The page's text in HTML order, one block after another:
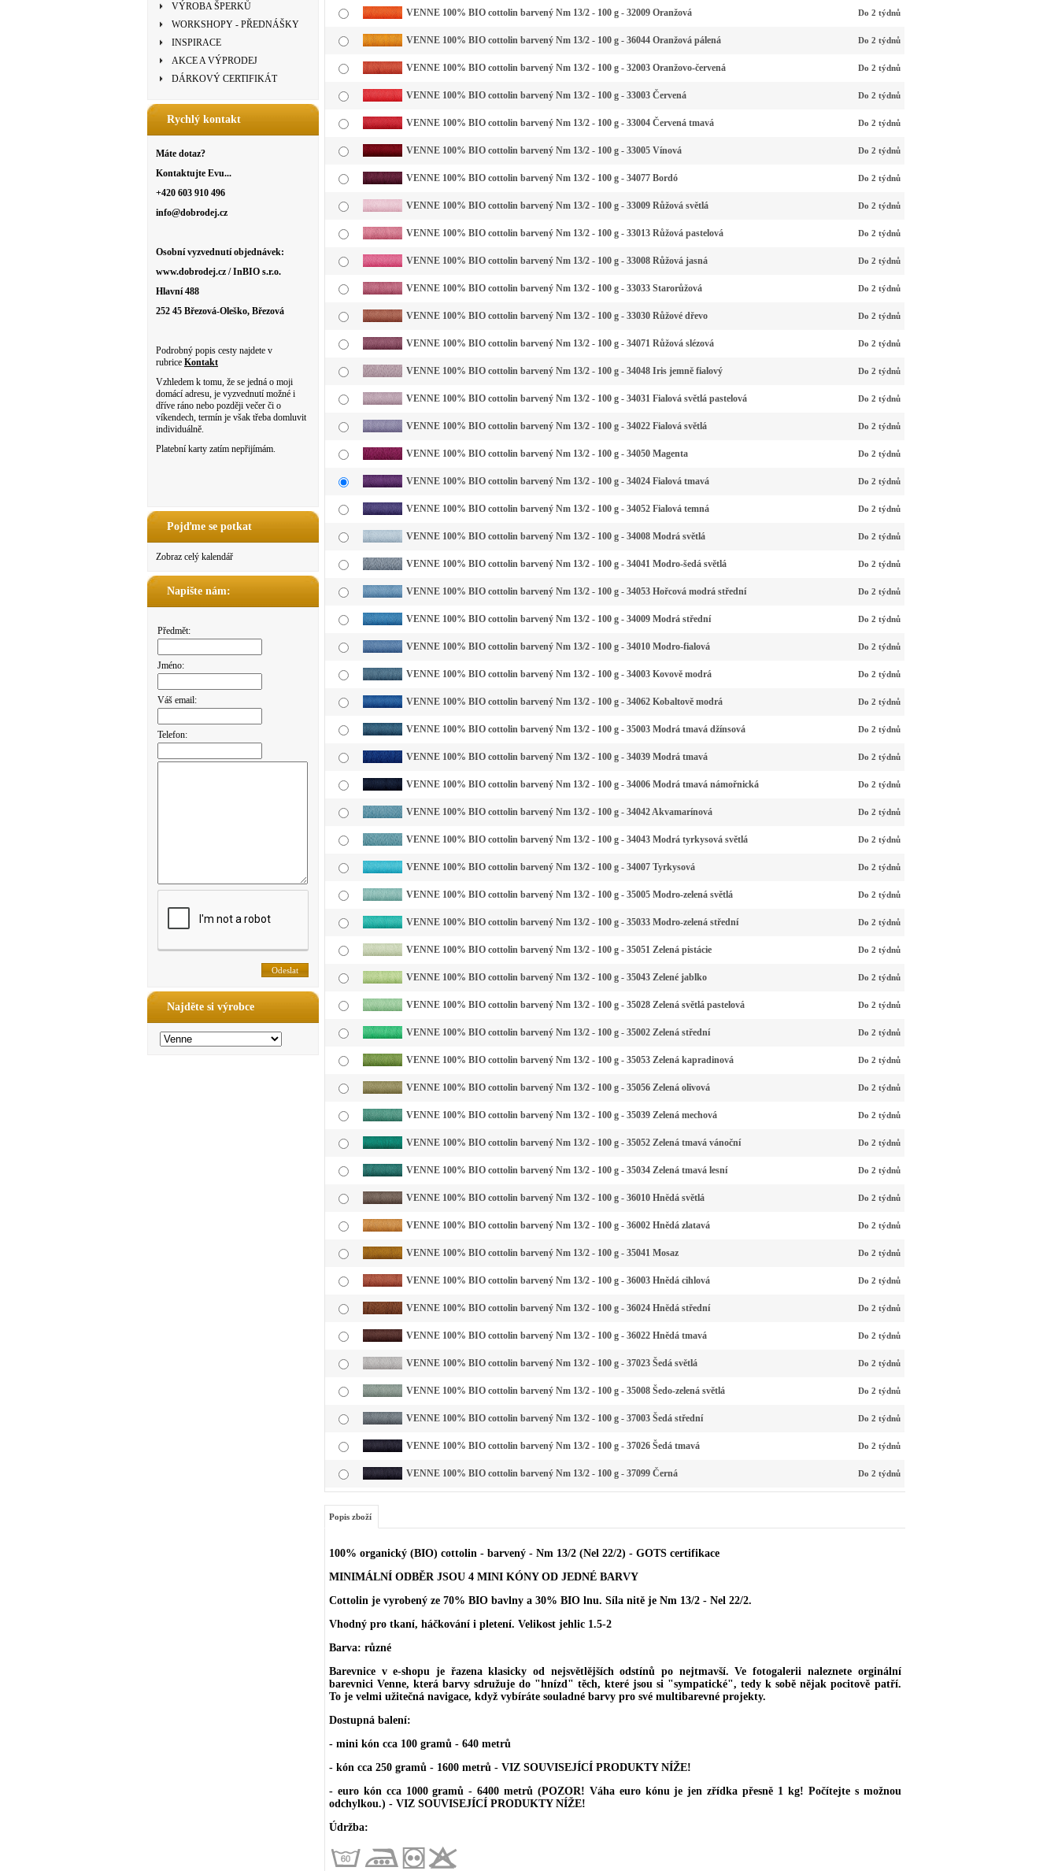
VÝROBA ŠPERKŮ
WORKSHOPY - PŘEDNÁŠKY
INSPIRACE
AKCE A VÝPRODEJ
DÁRKOVÝ CERTIFIKÁT
Rychlý kontakt
Máte dotaz?
Kontaktujte Evu...
+420 603 910 496
info@dobrodej.cz
Osobní vyzvednutí objednávek:
www.dobrodej.cz / InBIO s.r.o.
Hlavní 488
252 45 Březová-Oleško, Březová
Podrobný popis cesty najdete v
rubrice Kontakt
Vzhledem k tomu, že se jedná o moji
domácí adresu, je vyzvednutí možné i
dříve ráno nebo později večer či o
víkendech, termín je však třeba domluvit
individuálně.
Platební karty zatím nepřijímám.
Pojďme se potkat
Zobraz celý kalendář
Napište nám:
Předmět:
Jméno:
Váš email:
Telefon:
Najděte si výrobce
VENNE 100% BIO cottolin barvený Nm 13/2 - 100 g - 32009 Oranžová Do 2 týdnů
VENNE 100% BIO cottolin barvený Nm 13/2 - 100 g - 36044 Oranžová pálená Do 2 týdnů
VENNE 100% BIO cottolin barvený Nm 13/2 - 100 g - 32003 Oranžovo-červená Do 2 týdnů
VENNE 100% BIO cottolin barvený Nm 13/2 - 100 g - 33003 Červená Do 2 týdnů
VENNE 100% BIO cottolin barvený Nm 13/2 - 100 g - 33004 Červená tmavá Do 2 týdnů
VENNE 100% BIO cottolin barvený Nm 13/2 - 100 g - 33005 Vínová Do 2 týdnů
VENNE 100% BIO cottolin barvený Nm 13/2 - 100 g - 34077 Bordó Do 2 týdnů
VENNE 100% BIO cottolin barvený Nm 13/2 - 100 g - 33009 Růžová světlá Do 2 týdnů
VENNE 100% BIO cottolin barvený Nm 13/2 - 100 g - 33013 Růžová pastelová Do 2 týdnů
VENNE 100% BIO cottolin barvený Nm 13/2 - 100 g - 33008 Růžová jasná Do 2 týdnů
VENNE 100% BIO cottolin barvený Nm 13/2 - 100 g - 33033 Starorůžová Do 2 týdnů
VENNE 100% BIO cottolin barvený Nm 13/2 - 100 g - 33030 Růžové dřevo Do 2 týdnů
VENNE 100% BIO cottolin barvený Nm 13/2 - 100 g - 34071 Růžová slézová Do 2 týdnů
VENNE 100% BIO cottolin barvený Nm 13/2 - 100 g - 34048 Iris jemně fialový Do 2 týdnů
VENNE 100% BIO cottolin barvený Nm 13/2 - 100 g - 34031 Fialová světlá pastelová Do 2 týdnů
VENNE 100% BIO cottolin barvený Nm 13/2 - 100 g - 34022 Fialová světlá Do 2 týdnů
VENNE 100% BIO cottolin barvený Nm 13/2 - 100 g - 34050 Magenta Do 2 týdnů
VENNE 100% BIO cottolin barvený Nm 13/2 - 100 g - 34024 Fialová tmavá Do 2 týdnů
VENNE 100% BIO cottolin barvený Nm 13/2 - 100 g - 34052 Fialová temná Do 2 týdnů
VENNE 100% BIO cottolin barvený Nm 13/2 - 100 g - 34008 Modrá světlá Do 2 týdnů
VENNE 100% BIO cottolin barvený Nm 13/2 - 100 g - 34041 Modro-šedá světlá Do 2 týdnů
VENNE 100% BIO cottolin barvený Nm 13/2 - 100 g - 34053 Hořcová modrá střední Do 2 týdnů
VENNE 100% BIO cottolin barvený Nm 13/2 - 100 g - 34009 Modrá střední Do 2 týdnů
VENNE 100% BIO cottolin barvený Nm 13/2 - 100 g - 34010 Modro-fialová Do 2 týdnů
VENNE 100% BIO cottolin barvený Nm 13/2 - 100 g - 34003 Kovově modrá Do 2 týdnů
VENNE 100% BIO cottolin barvený Nm 13/2 - 100 g - 34062 Kobaltově modrá Do 2 týdnů
VENNE 100% BIO cottolin barvený Nm 13/2 - 100 g - 35003 Modrá tmavá džínsová Do 2 týdnů
VENNE 100% BIO cottolin barvený Nm 13/2 - 100 g - 34039 Modrá tmavá Do 2 týdnů
VENNE 100% BIO cottolin barvený Nm 13/2 - 100 g - 34006 Modrá tmavá námořnická Do 2 týdnů
VENNE 100% BIO cottolin barvený Nm 13/2 - 100 g - 34042 Akvamarínová Do 2 týdnů
VENNE 100% BIO cottolin barvený Nm 13/2 - 100 g - 34043 Modrá tyrkysová světlá Do 2 týdnů
VENNE 100% BIO cottolin barvený Nm 13/2 - 100 g - 34007 Tyrkysová Do 2 týdnů
VENNE 100% BIO cottolin barvený Nm 13/2 - 100 g - 35005 Modro-zelená světlá Do 2 týdnů
VENNE 100% BIO cottolin barvený Nm 13/2 - 100 g - 35033 Modro-zelená střední Do 2 týdnů
VENNE 100% BIO cottolin barvený Nm 13/2 - 100 g - 35051 Zelená pistácie Do 2 týdnů
VENNE 100% BIO cottolin barvený Nm 13/2 - 100 g - 35043 Zelené jablko Do 2 týdnů
VENNE 100% BIO cottolin barvený Nm 13/2 - 100 g - 35028 Zelená světlá pastelová Do 2 týdnů
VENNE 100% BIO cottolin barvený Nm 13/2 - 100 g - 35002 Zelená střední Do 2 týdnů
VENNE 100% BIO cottolin barvený Nm 13/2 - 100 g - 35053 Zelená kapradinová Do 2 týdnů
VENNE 100% BIO cottolin barvený Nm 13/2 - 100 g - 35056 Zelená olivová Do 2 týdnů
VENNE 100% BIO cottolin barvený Nm 13/2 - 100 g - 35039 Zelená mechová Do 2 týdnů
VENNE 100% BIO cottolin barvený Nm 13/2 - 100 g - 35052 Zelená tmavá vánoční Do 2 týdnů
VENNE 100% BIO cottolin barvený Nm 13/2 - 100 g - 35034 Zelená tmavá lesní Do 2 týdnů
VENNE 100% BIO cottolin barvený Nm 13/2 - 100 g - 36010 Hnědá světlá Do 2 týdnů
VENNE 100% BIO cottolin barvený Nm 13/2 - 100 g - 36002 Hnědá zlatavá Do 2 týdnů
VENNE 100% BIO cottolin barvený Nm 13/2 - 100 g - 35041 Mosaz Do 2 týdnů
VENNE 100% BIO cottolin barvený Nm 13/2 - 100 g - 36003 Hnědá cihlová Do 2 týdnů
VENNE 100% BIO cottolin barvený Nm 13/2 - 100 g - 36024 Hnědá střední Do 2 týdnů
VENNE 100% BIO cottolin barvený Nm 13/2 - 100 g - 36022 Hnědá tmavá Do 2 týdnů
VENNE 100% BIO cottolin barvený Nm 13/2 - 100 g - 37023 Šedá světlá Do 2 týdnů
VENNE 100% BIO cottolin barvený Nm 13/2 - 100 g - 35008 Šedo-zelená světlá Do 2 týdnů
VENNE 100% BIO cottolin barvený Nm 13/2 - 100 g - 37003 Šedá střední Do 2 týdnů
VENNE 100% BIO cottolin barvený Nm 13/2 - 100 g - 37026 Šedá tmavá Do 2 týdnů
VENNE 100% BIO cottolin barvený Nm 13/2 - 100 g - 37099 Černá Do 2 týdnů
Popis zboží
100% organický (BIO) cottolin - barvený - Nm 13/2 (Nel 22/2) - GOTS certifikace
MINIMÁLNÍ ODBĚR JSOU 4 MINI KÓNY OD JEDNÉ BARVY
Cottolin je vyrobený ze 70% BIO bavlny a 30% BIO lnu. Síla nitě je Nm 13/2 - Nel 22/2.
Vhodný pro tkaní, háčkování i pletení. Velikost jehlic 1.5-2
Barva: různé
Barevnice v e-shopu je řazena klasicky od nejsvětlějších odstínů po nejtmavší. Ve fotogalerii naleznete orginální
barevnici Venne, která barvy sdružuje do "hnízd" těch, které jsou si "sympatické", tedy k sobě nějak pocitově patří.
To je velmi užitečná navigace, když vybíráte souladné barvy pro své multibarevné projekty.
Dostupná balení:
- mini kón cca 100 gramů - 640 metrů
- kón cca 250 gramů - 1600 metrů - VIZ SOUVISEJÍCÍ PRODUKTY NÍŽE!
- euro kón cca 1000 gramů - 6400 metrů (POZOR! Váha euro kónu je jen zřídka přesně 1 kg! Počítejte s možnou
odchylkou.) - VIZ SOUVISEJÍCÍ PRODUKTY NÍŽE!
Údržba: